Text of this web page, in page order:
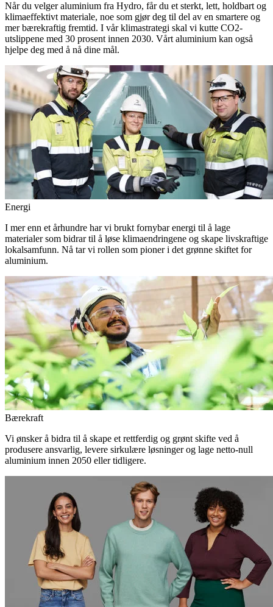
Når du velger aluminium fra Hydro, får du et sterkt, lett, holdbart og
klimaeffektivt materiale, noe som gjør deg til del av en smartere og
mer bærekraftig fremtid. I vår klimastrategi skal vi kutte CO2-
utslippene med 30 prosent innen 2030. Vårt aluminium kan også
hjelpe deg med å nå dine mål.
Energi
I mer enn et århundre har vi brukt fornybar energi til å lage
materialer som bidrar til å løse klimaendringene og skape livskraftige
lokalsamfunn. Nå tar vi rollen som pioner i det grønne skiftet for
aluminium.
Bærekraft
Vi ønsker å bidra til å skape et rettferdig og grønt skifte ved å
produsere ansvarlig, levere sirkulære løsninger og lage netto-null
aluminium innen 2050 eller tidligere.